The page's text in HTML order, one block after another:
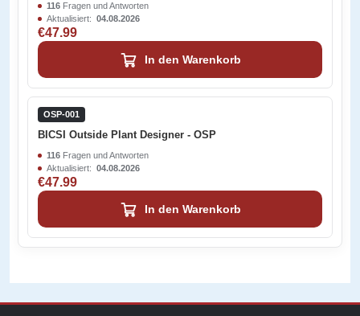
116 Fragen und Antworten
Aktualisiert: 04.08.2026
€47.99
In den Warenkorb
OSP-001
BICSI Outside Plant Designer - OSP
116 Fragen und Antworten
Aktualisiert: 04.08.2026
€47.99
In den Warenkorb